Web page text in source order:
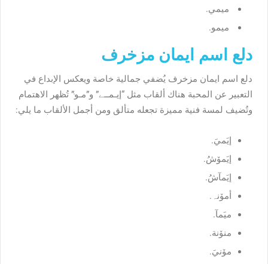
ميمي.
ميمو.
دلع اسم ايمان مزخرف
دلع اسم ايمان مزخرف يُضفي جمالية خاصة ويعكس الإبداع في
التعبير عن المحبة هناك ألقاب مثل “إيـمــﮯ” و”مـوּּ” تُظهر الاهتمام
وتُضيف لمسة فنية مميزة تجعله متألق ومن أجمل الألقاب ما يلي:
إيَميَ.
إيَمۆشُ.
إيَمآشُ.
أمۆنہ.
ميَمآ.
منۆنة.
مۆنيَ.